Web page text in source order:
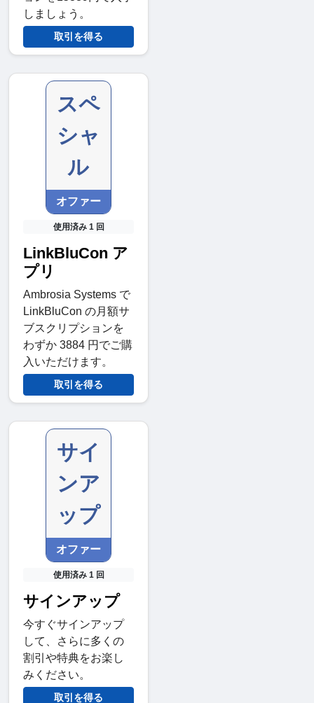
しましょう。
取引を得る
スペ
シャ
ル
オファー
使用済み 1 回
LinkBluCon ア
プリ
Ambrosia Systems で
LinkBluCon の月額サ
ブスクリプションを
わずか 3884 円でご購
入いただけます。
取引を得る
サイ
ンア
ップ
オファー
使用済み 1 回
サインアップ
今すぐサインアップ
して、さらに多くの
割引や特典をお楽し
みください。
取引を得る